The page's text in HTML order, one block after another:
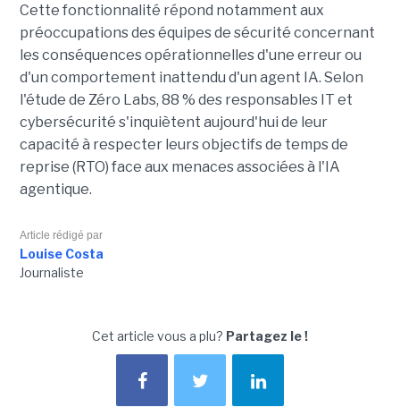
Cette fonctionnalité répond notamment aux
préoccupations des équipes de sécurité concernant
les conséquences opérationnelles d'une erreur ou
d'un comportement inattendu d'un agent IA. Selon
l'étude de Zéro Labs, 88 % des responsables IT et
cybersécurité s'inquiètent aujourd'hui de leur
capacité à respecter leurs objectifs de temps de
reprise (RTO) face aux menaces associées à l'IA
agentique.
Article rédigé par
Louise Costa
Journaliste
Cet article vous a plu? Partagez le !